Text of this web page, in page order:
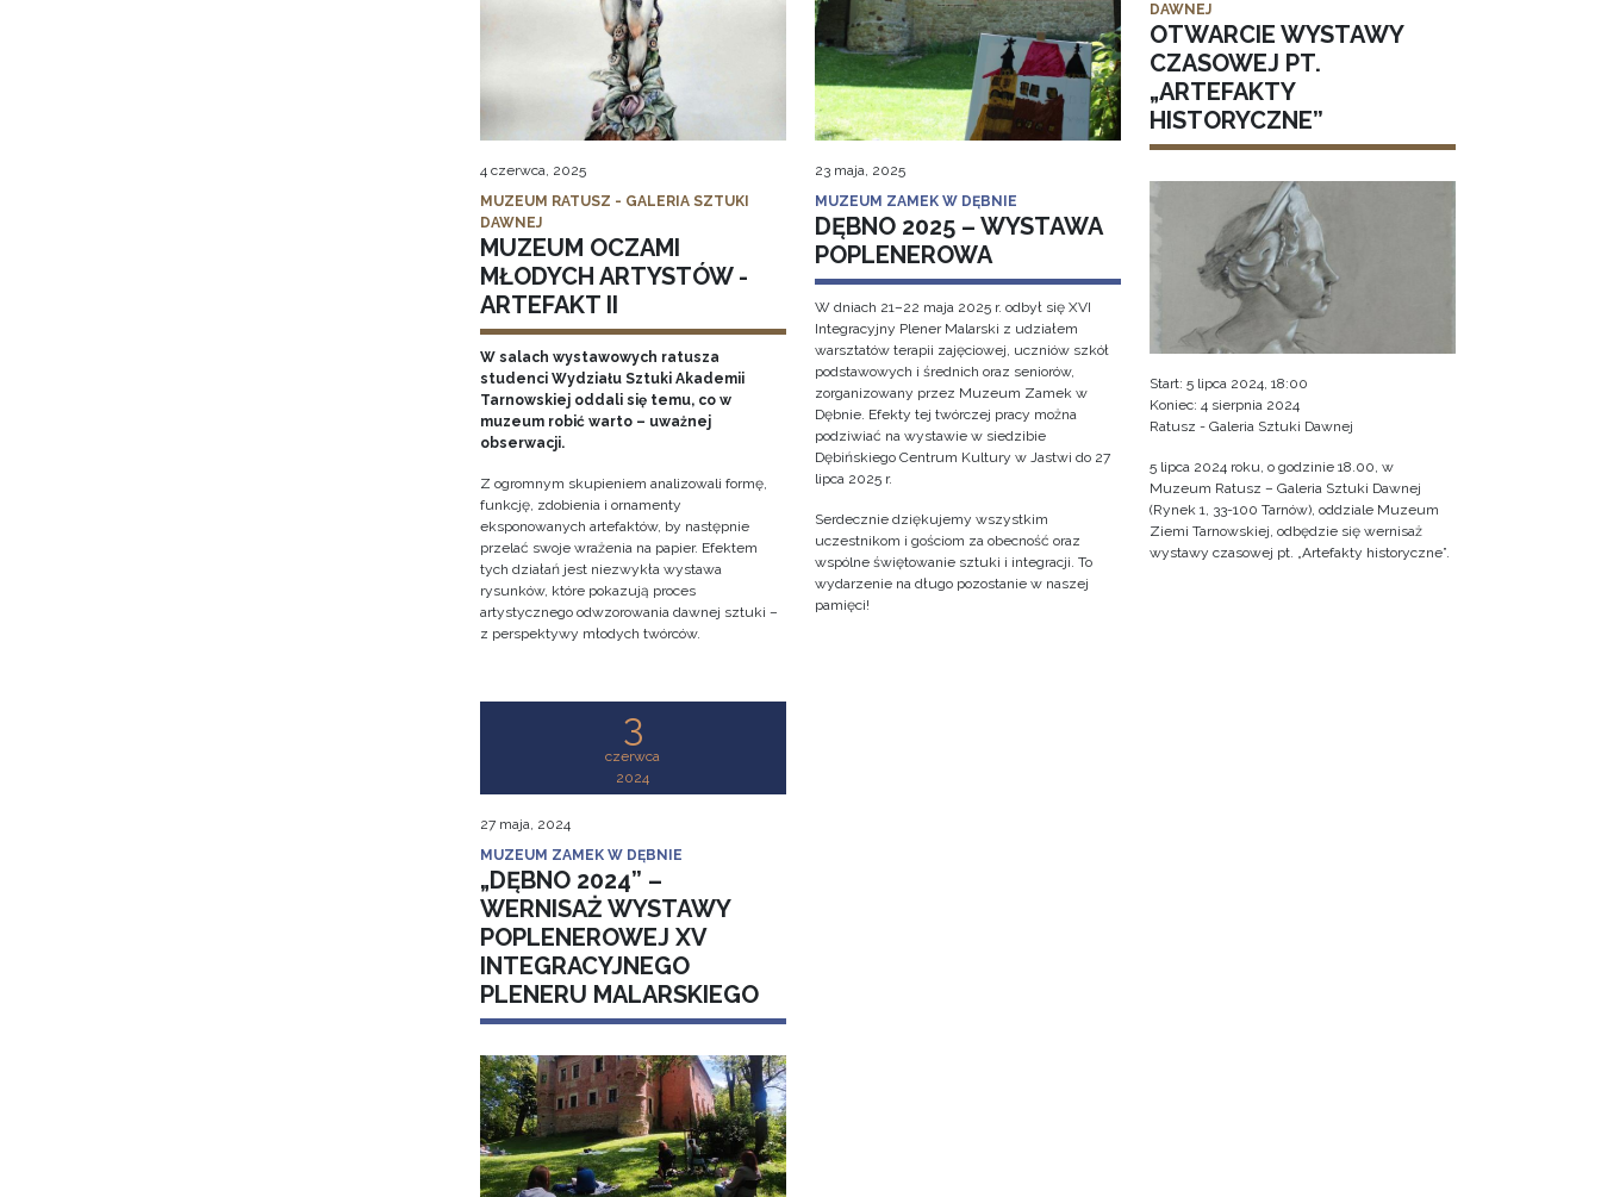
4 czerwca, 2025
MUZEUM RATUSZ - GALERIA SZTUKI
DAWNEJ
MUZEUM OCZAMI
MŁODYCH ARTYSTÓW -
ARTEFAKT II
W salach wystawowych ratusza
studenci Wydziału Sztuki Akademii
Tarnowskiej oddali się temu, co w
muzeum robić warto – uważnej
obserwacji.
Z ogromnym skupieniem analizowali formę,
funkcję, zdobienia i ornamenty
eksponowanych artefaktów, by następnie
przelać swoje wrażenia na papier. Efektem
tych działań jest niezwykła wystawa
rysunków, które pokazują proces
artystycznego odwzorowania dawnej sztuki –
z perspektywy młodych twórców.
23 maja, 2025
MUZEUM ZAMEK W DĘBNIE
DĘBNO 2025 – WYSTAWA
POPLENEROWA
W dniach 21–22 maja 2025 r. odbył się XVI
Integracyjny Plener Malarski z udziałem
warsztatów terapii zajęciowej, uczniów szkół
podstawowych i średnich oraz seniorów,
zorganizowany przez Muzeum Zamek w
Dębnie. Efekty tej twórczej pracy można
podziwiać na wystawie w siedzibie
Dębińskiego Centrum Kultury w Jastwi do 27
lipca 2025 r.
Serdecznie dziękujemy wszystkim
uczestnikom i gościom za obecność oraz
wspólne świętowanie sztuki i integracji. To
wydarzenie na długo pozostanie w naszej
pamięci!
DAWNEJ
OTWARCIE WYSTAWY
CZASOWEJ PT.
„ARTEFAKTY
HISTORYCZNE”
Start: 5 lipca 2024, 18:00
Koniec: 4 sierpnia 2024
Ratusz - Galeria Sztuki Dawnej
5 lipca 2024 roku, o godzinie 18.00, w
Muzeum Ratusz – Galeria Sztuki Dawnej
(Rynek 1, 33-100 Tarnów), oddziale Muzeum
Ziemi Tarnowskiej, odbędzie się wernisaż
wystawy czasowej pt. „Artefakty historyczne”.
3
czerwca
2024
27 maja, 2024
MUZEUM ZAMEK W DĘBNIE
„DĘBNO 2024” –
WERNISAŻ WYSTAWY
POPLENEROWEJ XV
INTEGRACYJNEGO
PLENERU MALARSKIEGO